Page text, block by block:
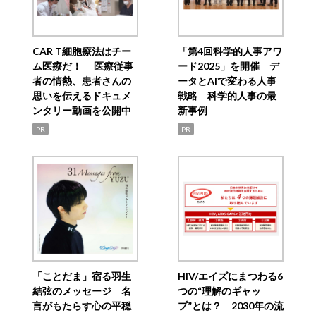
CAR T細胞療法はチー
ム医療だ！ 医療従事
者の情熱、患者さんの
思いを伝えるドキュメ
ンタリー動画を公開中
PR
「第4回科学的人事アワ
ード2025」を開催 デ
ータとAIで変わる人事
戦略 科学的人事の最
新事例
PR
「ことだま」宿る羽生
結弦のメッセージ 名
言がもたらす心の平穏
HIV/エイズにまつわる6
つの“理解のギャッ
プ”とは？ 2030年の流